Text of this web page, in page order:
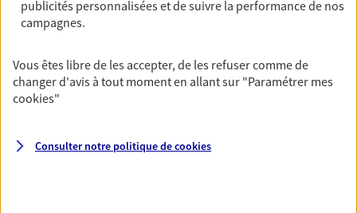
NOUS CONTACTER
N° Orias * (orias.fr) : 12065058
publicités personnalisées et de suivre la performance de nos
campagnes.
Vous êtes libre de les accepter, de les refuser comme de
changer d'avis à tout moment en allant sur "Paramétrer mes
cookies"
Consulter notre politique decookies